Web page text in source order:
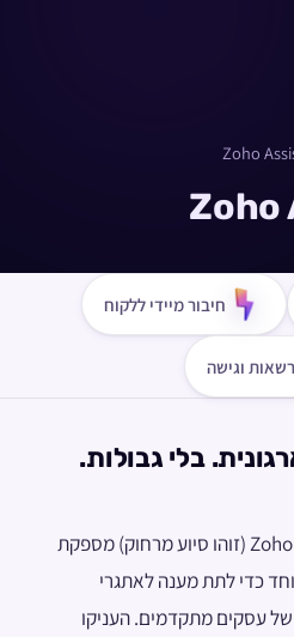
Zoho
Zoho
חיבור מיידי ללקוח
וגישה
בלי גבולות.
תוכנת התמיכה מרחוק של Zoho Assist (זוהו סיוע מרחוק) מספקת
כדי לתת מענה לאתגרי
של עסקים מתקדמים. העניקו